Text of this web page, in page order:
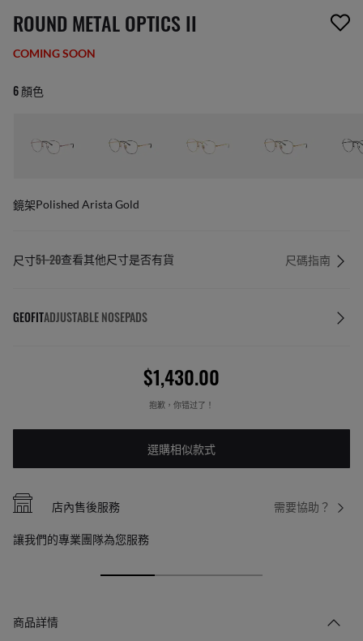
1 項商品已從您的願望清單移除
ROUND METAL OPTICS II
COMING SOON
6 顏色
鏡架Polished Arista Gold
尺寸51-20查看其他尺寸是否有貨 尺碼指南
GEOFITADJUSTABLE NOSEPADS
$1,430.00
抱歉，你错过了！
選購相似款式
需要協助？
店內售後服務
讓我們的專業團隊為您服務
商品詳情